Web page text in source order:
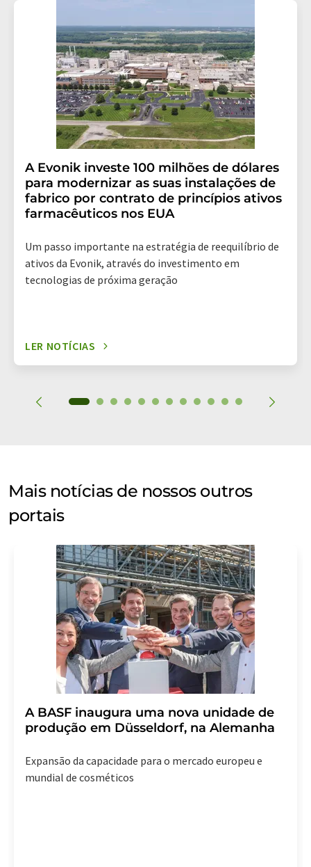
revoke@lumitos.comcom efeito para o futuro. Além
disso, cada e-mail contém um link para cancelar a
assinatura do newsletter correspondente.
A Evonik investe 100 milhões de dólares
para modernizar as suas instalações de
fabrico por contrato de princípios ativos
farmacêuticos nos EUA
Um passo importante na estratégia de reequilíbrio de
ativos da Evonik, através do investimento em
tecnologias de próxima geração
LER NOTÍCIAS
Mais notícias de nossos outros
portais
A BASF inaugura uma nova unidade de
produção em Düsseldorf, na Alemanha
Expansão da capacidade para o mercado europeu e
mundial de cosméticos